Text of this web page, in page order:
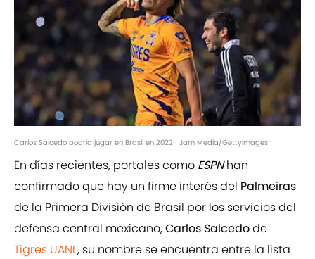
Carlos Salcedo podría jugar en Brasil en 2022 | Jam Media/GettyImages
En días recientes, portales como ESPNhan
confirmado que hay un firme interés del Palmeiras
de la Primera División de Brasil por los servicios del
defensa central mexicano,Carlos Salcedode
Tigres UANL, su nombre se encuentra entre la lista